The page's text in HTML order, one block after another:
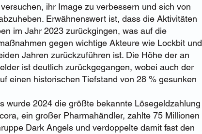
versuchen, ihr Image zu verbessern und sich von
Erwähnenswert ist, dass die Aktivitäten
im Jahr 2023 zurückgingen, was auf die
gegen wichtige Akteure wie Lockbit und
Jahren zurückzuführen ist. Die Höhe der an
ist deutlich zurückgegangen, wobei auch der
einen historischen Tiefstand von 28 % gesunken
wurde 2024 die größte bekannte Lösegeldzahlung
ein großer Pharmahändler, zahlte 75 Millionen
Dark Angels und verdoppelte damit fast den